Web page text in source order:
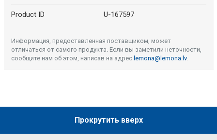
Product ID U-167597
Информация, предоставленная поставщиком, может
отличаться от самого продукта. Если вы заметили неточности,
сообщите нам об этом, написав на адрес lemona@lemona.lv.
Прокрутить вверх